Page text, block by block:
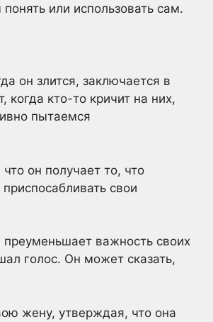
или использовать сам.
он злится, заключается в
кто-то кричит на них,
пытаемся
он получает то, что
свои
преуменьшает важность своих
голос. Он может сказать,
жену, утверждая, что она